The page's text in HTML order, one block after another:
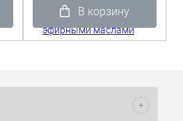
В корзину